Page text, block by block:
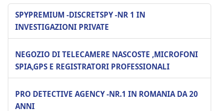
SPYPREMIUM -DISCRETSPY -NR 1 IN
INVESTIGAZIONI PRIVATE
NEGOZIO DI TELECAMERE NASCOSTE ,MICROFONI
SPIA,GPS E REGISTRATORI PROFESSIONALI
PRO DETECTIVE AGENCY -NR.1 IN ROMANIA DA 20
ANNI